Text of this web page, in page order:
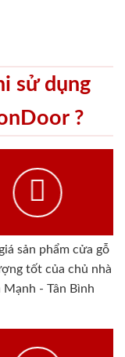
sử dụng
?
sản phẩm cửa gỗ
tốt của chủ nhà
Mạnh - Tân Bình